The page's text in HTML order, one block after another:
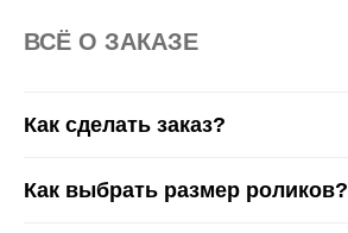
ВСË О ЗАКАЗЕ
Как сделать заказ?
Как выбрать размер роликов?